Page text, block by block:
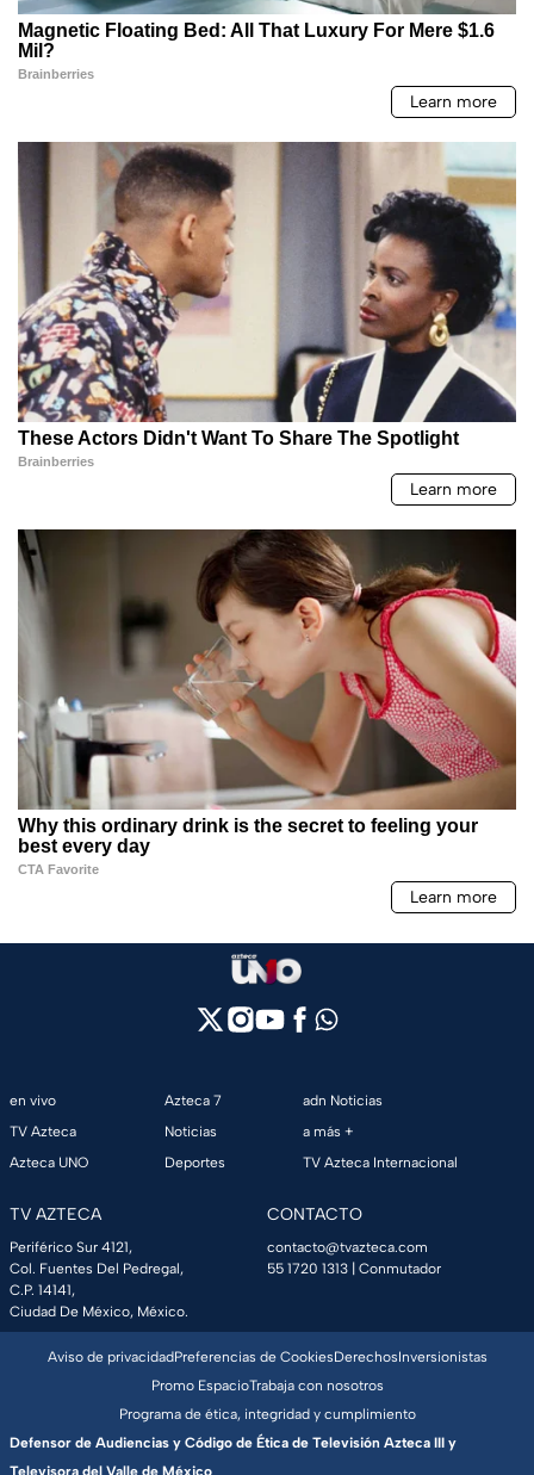
en vivo
TV Azteca
Azteca UNO
Azteca 7
Noticias
Deportes
adn Noticias
a más +
TV Azteca Internacional
TV AZTECA
Periférico Sur 4121,
Col. Fuentes Del Pedregal,
C.P. 14141,
Ciudad De México, México.
CONTACTO
contacto@tvazteca.com
55 1720 1313 | Conmutador
Aviso de privacidadPreferencias de CookiesDerechosInversionistas
Promo EspacioTrabaja con nosotros
Programa de ética, integridad y cumplimiento
Defensor de Audiencias y Código de Ética de Televisión Azteca III y